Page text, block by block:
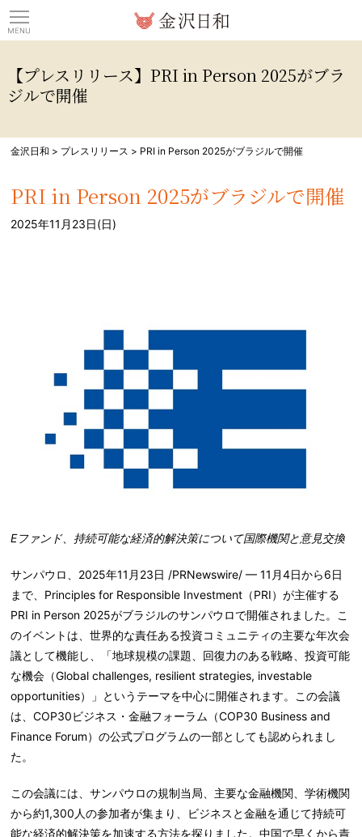
【プレスリリース】PRI in Person 2025がブラ
ジルで開催
金沢日和 > プレスリリース > PRI in Person 2025がブラジルで開催
PRI in Person 2025がブラジルで開催
2025年11月23日(日)
Eファンド、持続可能な経済的解決策について国際機関と意見交換
サンパウロ、2025年11月23日 /PRNewswire/ — 11月4日から6日
まで、Principles for Responsible Investment（PRI）が主催する
PRI in Person 2025がブラジルのサンパウロで開催されました。こ
のイベントは、世界的な責任ある投資コミュニティの主要な年次会
議として機能し、「地球規模の課題、回復力のある戦略、投資可能
な機会（Global challenges, resilient strategies, investable
opportunities）」というテーマを中心に開催されます。この会議
は、COP30ビジネス・金融フォーラム（COP30 Business and
Finance Forum）の公式プログラムの一部としても認められまし
た。
この会議には、サンパウロの規制当局、主要な金融機関、学術機関
から約1,300人の参加者が集まり、ビジネスと金融を通じて持続可
能な経済的解決策を加速する方法を探りました。中国で早くから責